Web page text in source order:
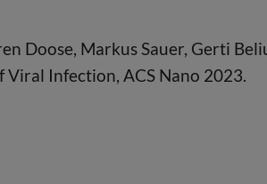
Doose, Markus Sauer, Gerti
Viral Infection, ACS Nano 2023.